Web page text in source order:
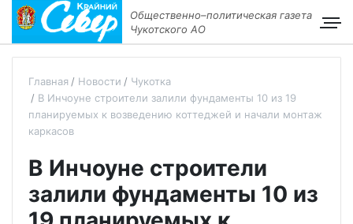
Общественно–политическая газета
Чукотского АО
Главная Новости
Чукотка
В Инчоуне строители залили фундаменты 10 из 19
планируемых к возведению коттеджей и начали монтаж
каркасов
В Инчоуне строители
залили фундаменты 10 из